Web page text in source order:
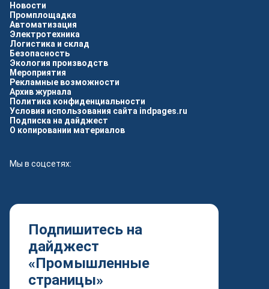
Новости
Промплощадка
Автоматизация
Электротехника
Логистика и склад
Безопасность
Экология производств
Мероприятия
Рекламные возможности
Архив журнала
Политика конфиденциальности
Условия использования сайта indpages.ru
Подписка на дайджест
О копировании материалов
Мы в соцсетях:
Подпишитесь на
дайджест
«Промышленные
страницы»